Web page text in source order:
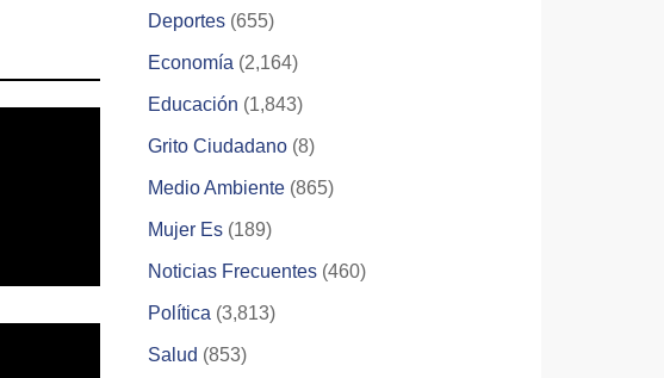
Deportes (655)
Economía (2,164)
Educación (1,843)
Grito Ciudadano (8)
Medio Ambiente (865)
Mujer Es (189)
Noticias Frecuentes (460)
Política (3,813)
Salud (853)